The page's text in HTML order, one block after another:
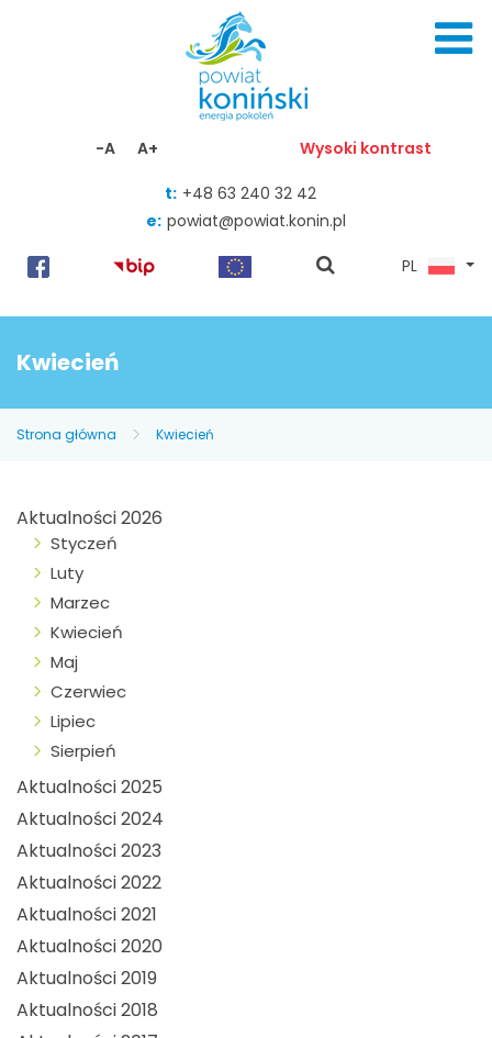
-A A+ Wysoki kontrast
t: +48 63 240 32 42
e: powiat@powiat.konin.pl
pokaż
PL
Kwiecień
Strona główna Kwiecień
Aktualności 2026
Styczeń
Luty
Marzec
Kwiecień
Maj
Czerwiec
Lipiec
Sierpień
Aktualności 2025
Aktualności 2024
Aktualności 2023
Aktualności 2022
Aktualności 2021
Aktualności 2020
Aktualności 2019
Aktualności 2018